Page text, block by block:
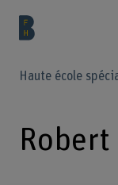
Haute école